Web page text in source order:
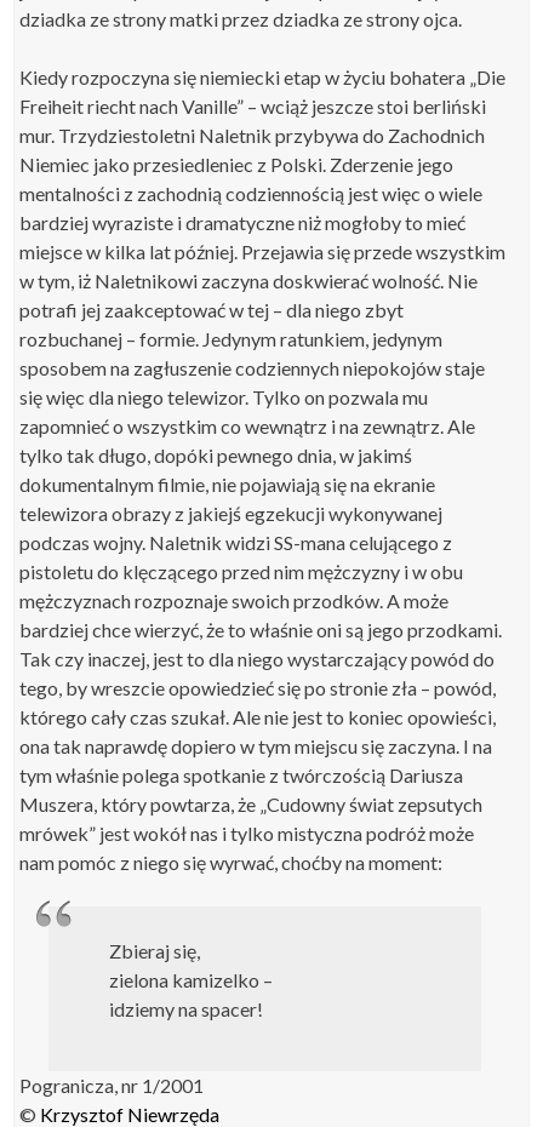
dziadka ze strony matki przez dziadka ze strony ojca.
Kiedy rozpoczyna się niemiecki etap w życiu bohatera „Die
Freiheit riecht nach Vanille” – wciąż jeszcze stoi berliński
mur. Trzydziestoletni Naletnik przybywa do Zachodnich
Niemiec jako przesiedleniec z Polski. Zderzenie jego
mentalności z zachodnią codziennością jest więc o wiele
bardziej wyraziste i dramatyczne niż mogłoby to mieć
miejsce w kilka lat później. Przejawia się przede wszystkim
w tym, iż Naletnikowi zaczyna doskwierać wolność. Nie
potrafi jej zaakceptować w tej – dla niego zbyt
rozbuchanej – formie. Jedynym ratunkiem, jedynym
sposobem na zagłuszenie codziennych niepokojów staje
się więc dla niego telewizor. Tylko on pozwala mu
zapomnieć o wszystkim co wewnątrz i na zewnątrz. Ale
tylko tak długo, dopóki pewnego dnia, w jakimś
dokumentalnym filmie, nie pojawiają się na ekranie
telewizora obrazy z jakiejś egzekucji wykonywanej
podczas wojny. Naletnik widzi SS-mana celującego z
pistoletu do klęczącego przed nim mężczyzny i w obu
mężczyznach rozpoznaje swoich przodków. A może
bardziej chce wierzyć, że to właśnie oni są jego przodkami.
Tak czy inaczej, jest to dla niego wystarczający powód do
tego, by wreszcie opowiedzieć się po stronie zła – powód,
którego cały czas szukał. Ale nie jest to koniec opowieści,
ona tak naprawdę dopiero w tym miejscu się zaczyna. I na
tym właśnie polega spotkanie z twórczością Dariusza
Muszera, który powtarza, że „Cudowny świat zepsutych
mrówek” jest wokół nas i tylko mistyczna podróż może
nam pomóc z niego się wyrwać, choćby na moment:
Zbieraj się,
zielona kamizelko –
idziemy na spacer!
Pogranicza, nr 1/2001
© Krzysztof Niewrzęda